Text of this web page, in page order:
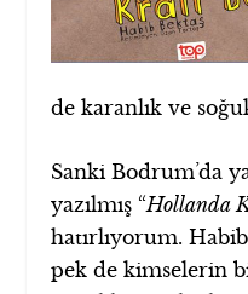
de karanlık ve
Sanki Bodrum’da
yazılmış “Hollanda
hatırlıyorum. Habib
pek de kimselerin